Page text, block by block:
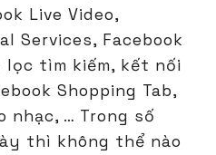
Live Video,
Services, Facebook
lọc tìm kiếm, kết nối
Shopping Tab,
nhạc, … Trong số
thì không thể nào